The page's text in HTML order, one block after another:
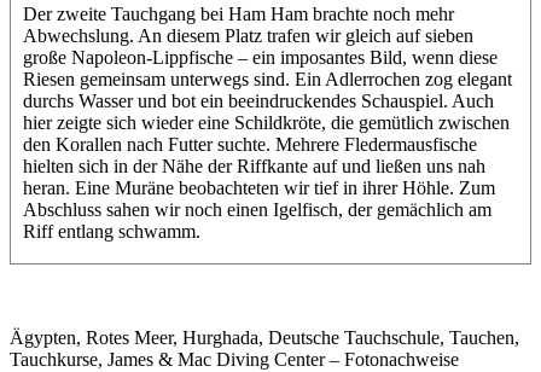
Der zweite Tauchgang bei Ham Ham brachte noch mehr
Abwechslung. An diesem Platz trafen wir gleich auf sieben
große Napoleon-Lippfische – ein imposantes Bild, wenn diese
Riesen gemeinsam unterwegs sind. Ein Adlerrochen zog elegant
durchs Wasser und bot ein beeindruckendes Schauspiel. Auch
hier zeigte sich wieder eine Schildkröte, die gemütlich zwischen
den Korallen nach Futter suchte. Mehrere Fledermausfische
hielten sich in der Nähe der Riffkante auf und ließen uns nah
heran. Eine Muräne beobachteten wir tief in ihrer Höhle. Zum
Abschluss sahen wir noch einen Igelfisch, der gemächlich am
Riff entlang schwamm.
Ägypten, Rotes Meer, Hurghada, Deutsche Tauchschule, Tauchen,
Tauchkurse, James & Mac Diving Center – Fotonachweise